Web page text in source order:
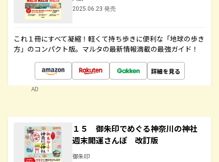
2025.06.23 発売
これ１冊にすべて凝縮！軽くて持ち歩きに便利な「地球の歩き
方」のコンパクト版。マルタの最新情報満載の最強ガイド！
詳細を見る
AD
１５ 御朱印でめぐる神奈川の神社
週末開運さんぽ 改訂版
御朱印